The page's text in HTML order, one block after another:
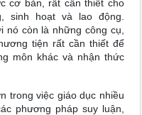
cơ bản, rất cần thiết cho
sinh hoạt và lao động.
nó còn là những công cụ,
tiện rất cần thiết để
môn khác và nhận thức
trong việc giáo dục nhiều
phương pháp suy luận,